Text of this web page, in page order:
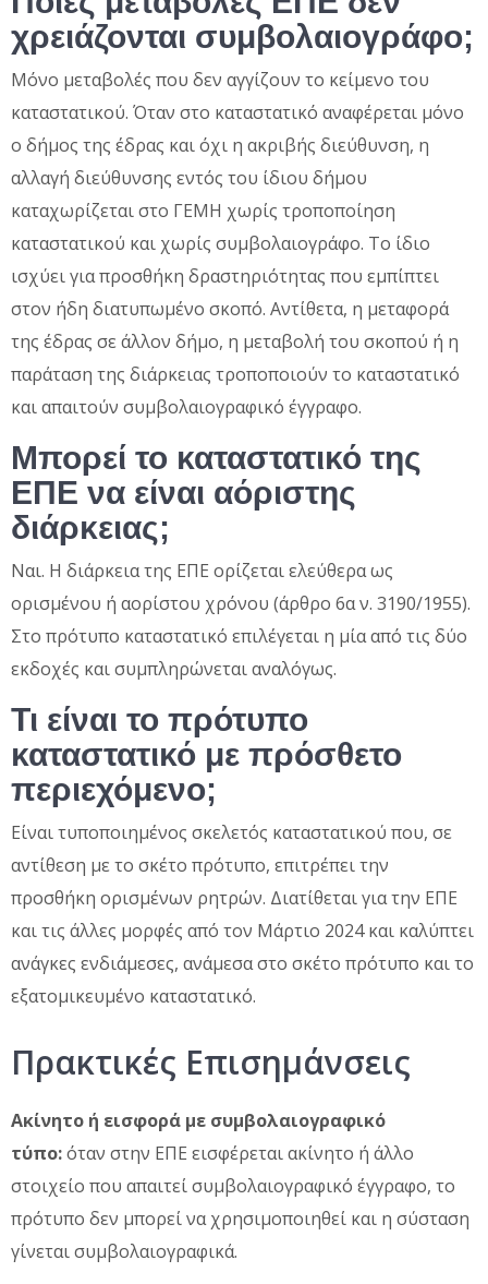
χρειάζονται συμβολαιογράφο;
Μόνο μεταβολές που δεν αγγίζουν το κείμενο του
καταστατικού. Όταν στο καταστατικό αναφέρεται μόνο
ο δήμος της έδρας και όχι η ακριβής διεύθυνση, η
αλλαγή διεύθυνσης εντός του ίδιου δήμου
καταχωρίζεται στο ΓΕΜΗ χωρίς τροποποίηση
καταστατικού και χωρίς συμβολαιογράφο. Το ίδιο
ισχύει για προσθήκη δραστηριότητας που εμπίπτει
στον ήδη διατυπωμένο σκοπό. Αντίθετα, η μεταφορά
της έδρας σε άλλον δήμο, η μεταβολή του σκοπού ή η
παράταση της διάρκειας τροποποιούν το καταστατικό
και απαιτούν συμβολαιογραφικό έγγραφο.
Μπορεί το καταστατικό της
ΕΠΕ να είναι αόριστης
διάρκειας;
Ναι. Η διάρκεια της ΕΠΕ ορίζεται ελεύθερα ως
ορισμένου ή αορίστου χρόνου (άρθρο 6α ν. 3190/1955).
Στο πρότυπο καταστατικό επιλέγεται η μία από τις δύο
εκδοχές και συμπληρώνεται αναλόγως.
Τι είναι το πρότυπο
καταστατικό με πρόσθετο
περιεχόμενο;
Είναι τυποποιημένος σκελετός καταστατικού που, σε
αντίθεση με το σκέτο πρότυπο, επιτρέπει την
προσθήκη ορισμένων ρητρών. Διατίθεται για την ΕΠΕ
και τις άλλες μορφές από τον Μάρτιο 2024 και καλύπτει
ανάγκες ενδιάμεσες, ανάμεσα στο σκέτο πρότυπο και το
εξατομικευμένο καταστατικό.
Πρακτικές Επισημάνσεις
Ακίνητο ή εισφορά με συμβολαιογραφικό
τύπο:όταν στην ΕΠΕ εισφέρεται ακίνητο ή άλλο
στοιχείο που απαιτεί συμβολαιογραφικό έγγραφο, το
πρότυπο δεν μπορεί να χρησιμοποιηθεί και η σύσταση
γίνεται συμβολαιογραφικά.